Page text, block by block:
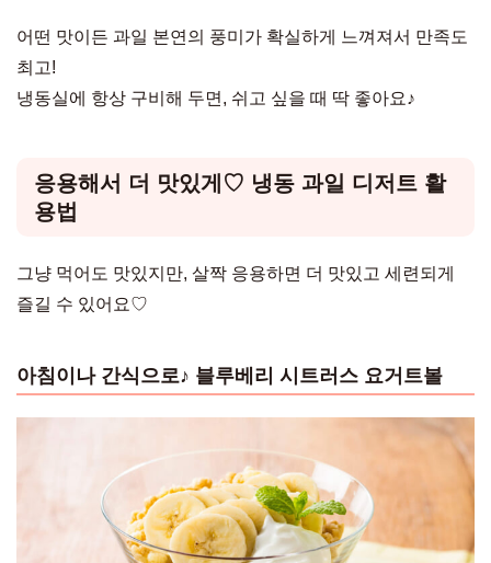
어떤 맛이든 과일 본연의 풍미가 확실하게 느껴져서 만족도
최고!
냉동실에 항상 구비해 두면, 쉬고 싶을 때 딱 좋아요♪
응용해서 더 맛있게♡ 냉동 과일 디저트 활
용법
그냥 먹어도 맛있지만, 살짝 응용하면 더 맛있고 세련되게
즐길 수 있어요♡
아침이나 간식으로♪ 블루베리 시트러스 요거트볼